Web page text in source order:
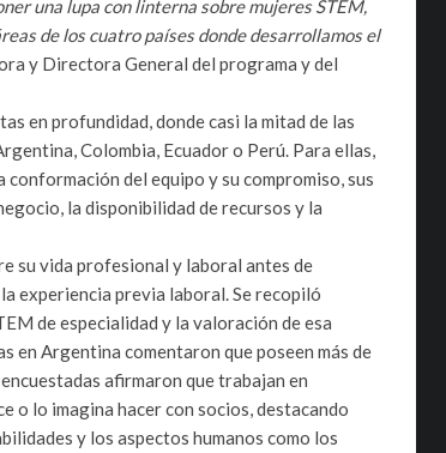
una lupa con linterna sobre mujeres STEM,
de los cuatro países donde desarrollamos el
y Directora General del programa y del
en profundidad, donde casi la mitad de las
Colombia, Ecuador o Perú. Para ellas,
del equipo y su compromiso, sus
la disponibilidad de recursos y la
su vida profesional y laboral antes de
experiencia previa laboral. Se recopiló
de especialidad y la valoración de esa
en Argentina comentaron que poseen más de
afirmaron que trabajan en
o lo imagina hacer con socios, destacando
y los aspectos humanos como los